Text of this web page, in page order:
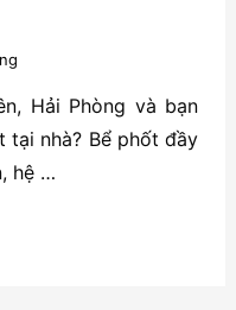
Hải Phòng và bạn
tại nhà? Bể phốt đầy
hệ …